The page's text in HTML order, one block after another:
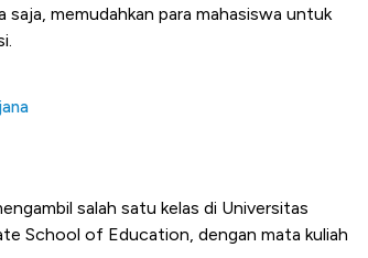
saja, memudahkan para mahasiswa untuk
salah satu kelas di Universitas
School of Education, dengan mata kuliah